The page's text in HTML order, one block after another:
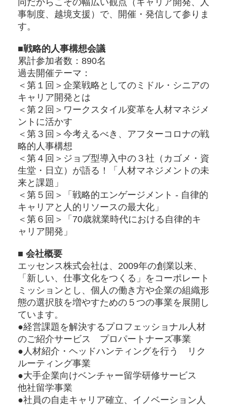
事制度、越境支援）で、開催・発信して参りま
す。
■戦略的人事構想会議
累計参加者数：890名
過去開催テーマ：
＜第１回＞企業戦略としてのミドル・シニアの
キャリア開発とは
＜第２回＞ワークスタイル変革を人材マネジメ
ントに活かす
＜第３回＞今考えるべき、アフターコロナの戦
略的人事構想
＜第４回＞ジョブ型導入中の３社（カゴメ・資
生堂・日立）が語る！「人材マネジメントの未
来と課題」
＜第５回＞「戦略的エンゲージメント - 自律的
キャリアと人的リソースの最大化」
＜第６回＞「70歳就業時代における自律的キ
ャリア開発」
■ 会社概要
エッセンス株式会社は、2009年の創業以来、
「新しい、仕事文化をつくる」をコーポレート
ミッションとし、個人の働き方や企業の組織形
態の選択肢を増やすための５つの事業を展開し
ています。
●経営課題を解決するプロフェッショナル人材
のご紹介サービス プロパートナーズ事業
●人材紹介・ヘッドハンティングを行う リク
ルーティング事業
●大手企業向けベンチャー留学研修サービス
他社留学事業
●社員の自走キャリア確立、イノベーション人